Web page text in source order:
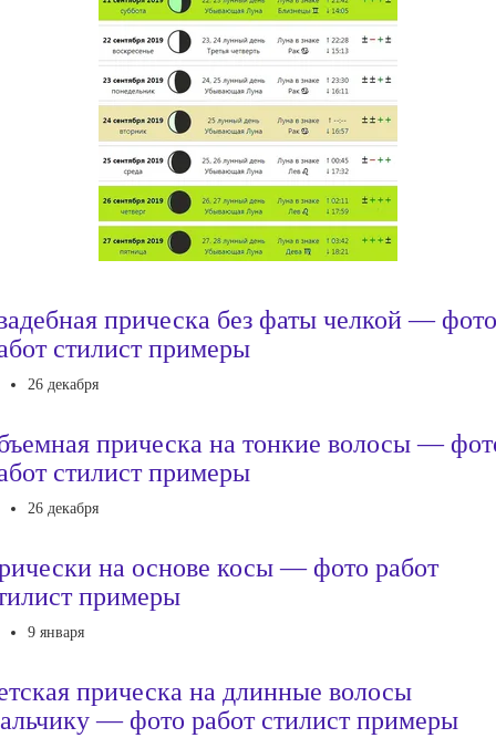
прическа без фаты челкой — фото
стилист примеры
26 декабря
прическа на тонкие волосы —
стилист примеры
26 декабря
на основе косы — фото работ
примеры
9 января
прическа на длинные волосы
— фото работ стилист примеры